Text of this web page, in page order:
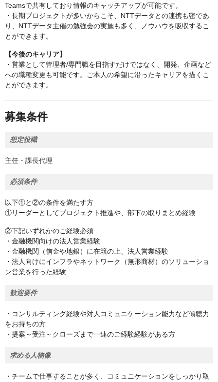
Teamsで共有しており情報のキャッチアップが可能です。
・長期プロジェクトが多いからこそ、NTTデータとの連携も密であ
り、NTTデータ主催の勉強会の実施も多く、ノウハウを吸収するこ
とができます。
【今後のキャリア】
・営業として管理者/専門職を目指すだけではなく、開発、企画など
への職種変更も可能です。ご本人の希望に沿ったキャリアを描くこ
とができます。
募集条件
想定役職
主任・課長代理
必須条件
以下①と②の条件を満たす方
①リーダーとしてプロジェクト推進や、部下の取りまとめ経験
②下記いずれかのご経験必須
・金融機関向けの法人営業経験
・金融機関（信金や地銀）に在籍の上、法人営業経験
・法人向けにインフラやネットワーク（無形商材）のソリューショ
ン営業を行った経験
歓迎要件
・コンサルティング経験や対人コミュニケーション能力など傾聴力
をお持ちの方
・提案～受注～クローズまで一連のご経験経験がある方
求める人物像
・チームで仕事することが多く、コミュニケーションをしっかり取